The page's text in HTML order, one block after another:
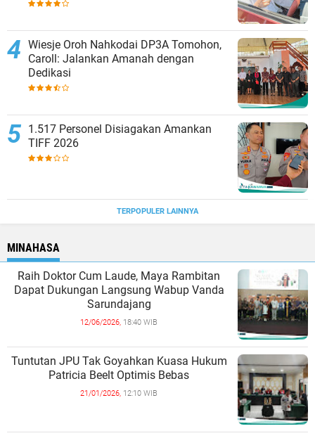
Wiesje Oroh Nahkodai DP3A Tomohon,
Caroll: Jalankan Amanah dengan
Dedikasi
1.517 Personel Disiagakan Amankan
TIFF 2026
TERPOPULER LAINNYA
MINAHASA
Raih Doktor Cum Laude, Maya Rambitan
Dapat Dukungan Langsung Wabup Vanda
Sarundajang
12/06/2026, 18:40 WIB
Tuntutan JPU Tak Goyahkan Kuasa Hukum
Patricia Beelt Optimis Bebas
21/01/2026, 12:10 WIB